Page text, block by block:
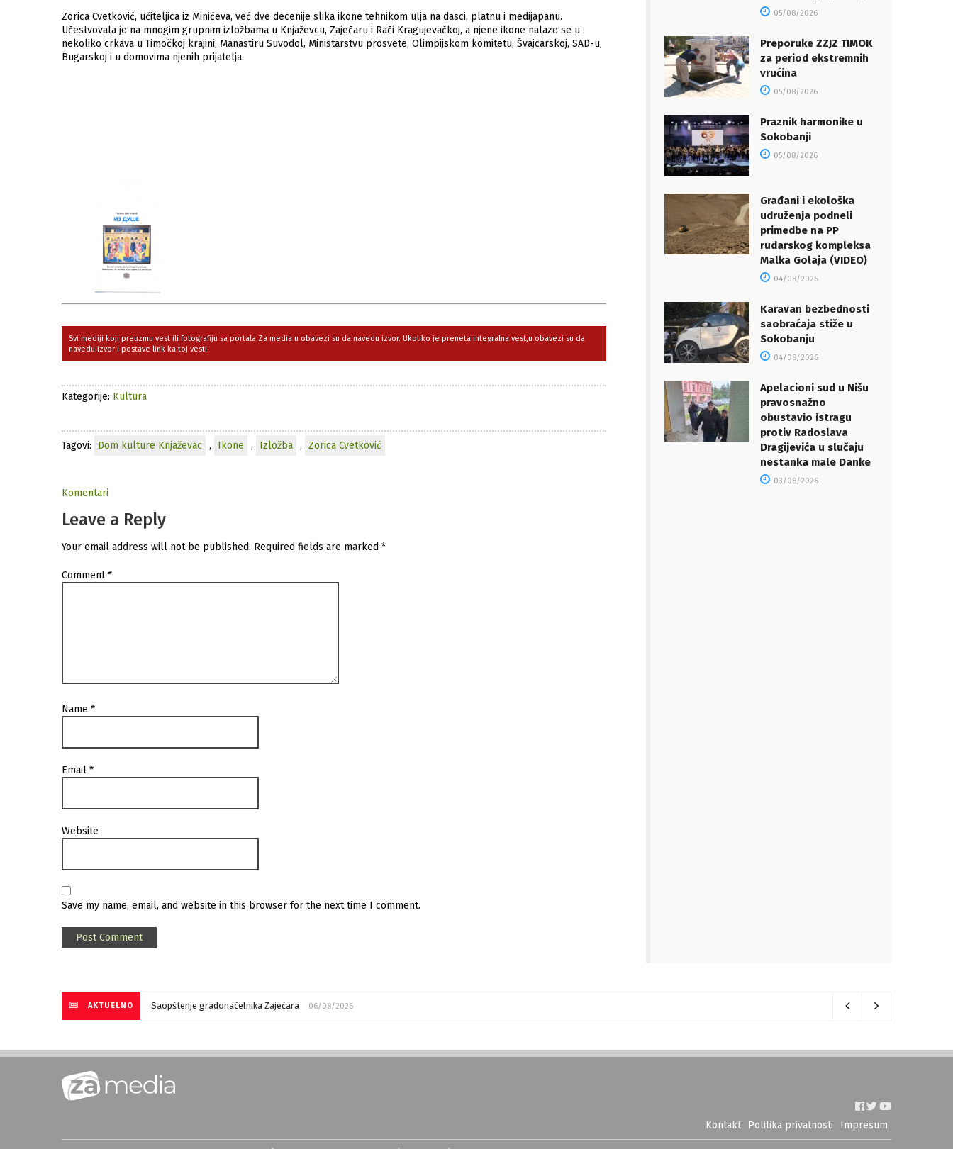
Zorica Cvetković, učiteljica iz Minićeva, već dve decenije slika ikone tehnikom ulja na dasci, platnu i medijapanu.
Učestvovala je na mnogim grupnim izložbama u Knjaževcu, Zaječaru i Rači Kragujevačkoj, a njene ikone nalaze se u
nekoliko crkava u Timočkoj krajini, Manastiru Suvodol, Ministarstvu prosvete, Olimpijskom komitetu, Švajcarskoj, SAD-u,
Bugarskoj i u domovima njenih prijatelja.
Svi mediji koji preuzmu vest ili fotografiju sa portala Za media u obavezi su da navedu izvor. Ukoliko je preneta integralna vest,u obavezi su da
navedu izvor i postave link ka toj vesti.
Kategorije: Kultura
Tagovi: Dom kulture Knjaževac , Ikone , Izložba , Zorica Cvetković
Komentari
Leave a Reply
Your email address will not be published. Required fields are marked *
Comment*
Name *
Email *
Website
Save my name, email, and website in this browser for the next time I comment.
05/08/2026
Preporuke ZZJZ TIMOK
za period ekstremnih
vrućina
05/08/2026
Praznik harmonike u
Sokobanji
05/08/2026
Građani i ekološka
udruženja podneli
primedbe na PP
rudarskog kompleksa
Malka Golaja (VIDEO)
04/08/2026
Karavan bezbednosti
saobraćaja stiže u
Sokobanju
04/08/2026
Apelacioni sud u Nišu
pravosnažno
obustavio istragu
protiv Radoslava
Dragijevića u slučaju
nestanka male Danke
03/08/2026
AKTUELNO Saopštenje gradonačelnika Zaječara 06/08/2026
Kontakt Politika privatnosti Impresum